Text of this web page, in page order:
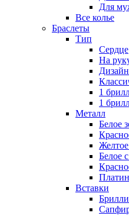
Для
Все колье
Браслеты
Тип
Сердце
На
1
1
Металл
Белое
Белое
Вставки